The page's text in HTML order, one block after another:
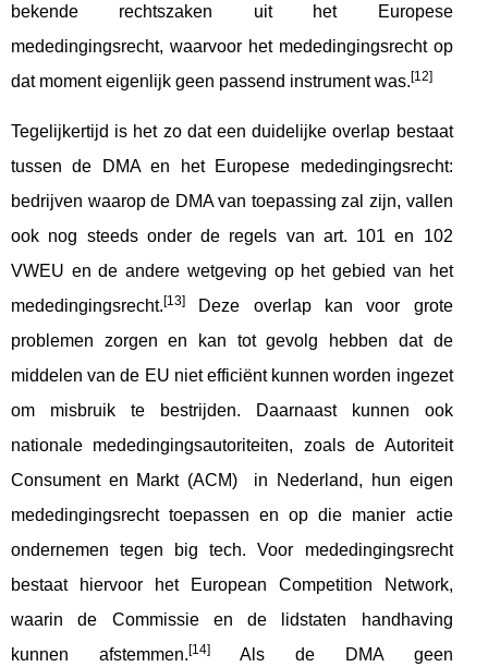
bekende rechtszaken uit het Europese
mededingingsrecht, waarvoor het mededingingsrecht op
dat moment eigenlijk geen passend instrument was.[12]
Tegelijkertijd is het zo dat een duidelijke overlap bestaat
tussen de DMA en het Europese mededingingsrecht:
bedrijven waarop de DMA van toepassing zal zijn, vallen
ook nog steeds onder de regels van art. 101 en 102
VWEU en de andere wetgeving op het gebied van het
mededingingsrecht.[13]
Deze overlap kan voor grote
problemen zorgen en kan tot gevolg hebben dat de
middelen van de EU niet efficiënt kunnen worden ingezet
om misbruik te bestrijden. Daarnaast kunnen ook
nationale mededingingsautoriteiten, zoals de Autoriteit
Consument en Markt (ACM) in Nederland, hun eigen
mededingingsrecht toepassen en op die manier actie
ondernemen tegen big tech. Voor mededingingsrecht
bestaat hiervoor het European Competition Network,
waarin de Commissie en de lidstaten handhaving
kunnen afstemmen.[14]Als de DMA geen